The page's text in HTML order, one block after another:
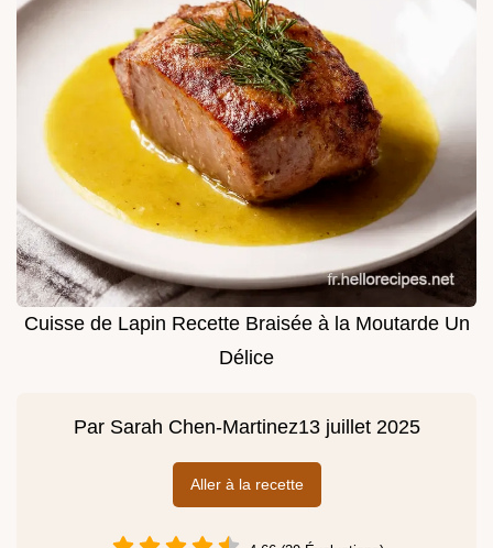
Cuisse de Lapin Recette Braisée à la Moutarde Un
Délice
Par Sarah Chen-Martinez13 juillet 2025
Aller à la recette